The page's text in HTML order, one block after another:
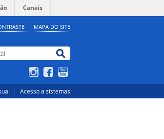
Canais
MAPA DO SITE
Buscar no portal
InstagramFacebook
Acesso a sistemas